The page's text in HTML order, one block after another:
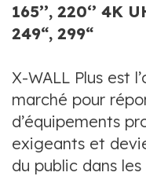
165’’, 220‘’ 4K
249“, 299“
X-WALL Plus est
marché pour
d’équipements
exigeants et
du public dans